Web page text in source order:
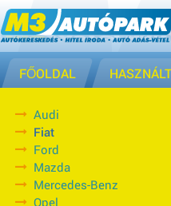
FŐOLDAL
Audi
Fiat
Ford
Mazda
Mercedes-Benz
Opel